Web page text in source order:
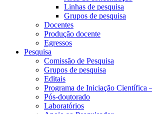
Linhas de pesquisa
Grupos de pesquisa
Docentes
Produção docente
Egressos
Pesquisa
Comissão de Pesquisa
Grupos de pesquisa
Editais
Programa de Iniciação Científica
Pós-doutorado
Laboratórios